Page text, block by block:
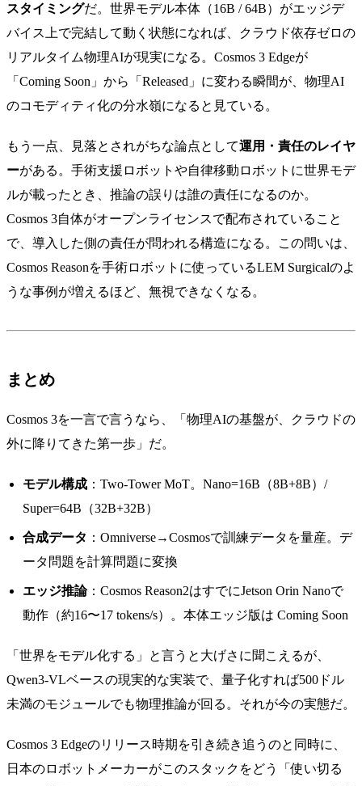
スタイミングだ。世界モデル本体（16B / 64B）がエッジデ
バイス上で完結して動く状態になれば、クラウド依存ゼロの
リアルタイム物理AIが現実になる。Cosmos 3 Edgeが
「Coming Soon」から「Released」に変わる瞬間が、物理AI
のコモディティ化の分水嶺になると見ている。
もう一点、見落とされがちな論点として運用・責任のレイヤ
ーがある。手術支援ロボットや自律移動ロボットに世界モデ
ルが載ったとき、推論の誤りは誰の責任になるのか。
Cosmos 3自体がオープンライセンスで配布されていること
で、導入した側の責任が問われる構造になる。この問いは、
Cosmos Reasonを手術ロボットに使っているLEM Surgicalのよ
うな事例が増えるほど、無視できなくなる。
まとめ
Cosmos 3を一言で言うなら、「物理AIの基盤が、クラウドの
外に降りてきた第一歩」だ。
モデル構成 ：Two-Tower MoT。Nano=16B（8B+8B）/
Super=64B（32B+32B）
合成データ ：Omniverse→Cosmosで訓練データを量産。デ
ータ問題を計算問題に変換
エッジ推論：Cosmos Reason2はすでにJetson Orin Nanoで
動作（約16〜17 tokens/s）。本体エッジ版は Coming Soon
「世界をモデル化する」と言うと大げさに聞こえるが、
Qwen3-VLベースの現実的な実装で、量子化すれば500ドル
未満のモジュールでも物理推論が回る。それが今の実態だ。
Cosmos 3 Edgeのリリース時期を引き続き追うのと同時に、
日本のロボットメーカーがこのスタックをどう「使い切る